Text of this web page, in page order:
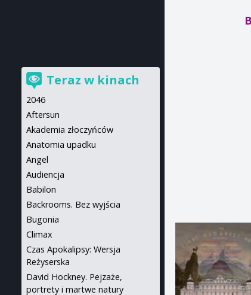
Teraz w kinach
2046
Aftersun
Akademia złoczyńców
Anatomia upadku
Angel
Audiencja
Babilon
Backrooms. Bez wyjścia
Bugonia
Climax
Czas Apokalipsy: Wersja
Reżyserska
David Hockney. Pejzaże,
portrety i martwe natury